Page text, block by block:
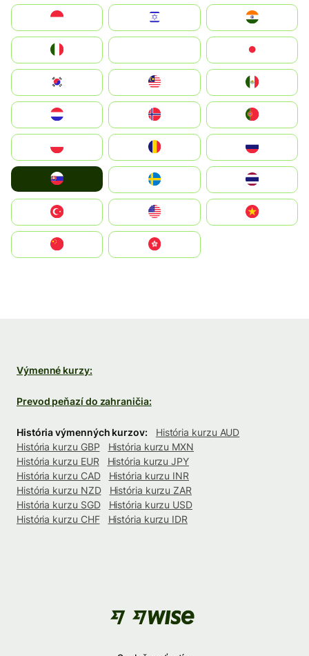
South Korea
United States
中國香港特別行政區
Výmenné kurzy:
Prevod peňazí do zahraničia:
História výmenných kurzov:
História kurzu AUD
História kurzu GBP
História kurzu MXN
História kurzu EUR
História kurzu JPY
História kurzu CAD
História kurzu INR
História kurzu NZD
História kurzu ZAR
História kurzu SGD
História kurzu USD
História kurzu CHF
História kurzu IDR